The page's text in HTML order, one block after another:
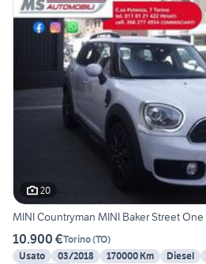
20
MINI Countryman MINI Baker Street One
10.900 €Torino(TO)
Usato
03/2018 170000 Km Diesel